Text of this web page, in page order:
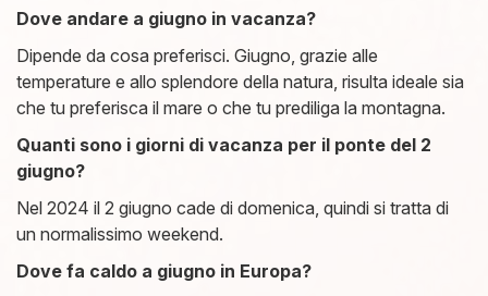
Dove andare a giugno in vacanza?
Dipende da cosa preferisci. Giugno, grazie alle
temperature e allo splendore della natura, risulta ideale sia
che tu preferisca il mare o che tu prediliga la montagna.
Quanti sono i giorni di vacanza per il ponte del 2
giugno?
Nel 2024 il 2 giugno cade di domenica, quindi si tratta di
un normalissimo weekend.
Dove fa caldo a giugno in Europa?